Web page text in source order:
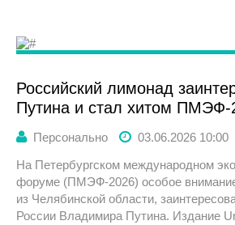
Российский лимонад
Путина и стал хитом ПМЭФ-
Персонально
03.06.2026 10:00
На Петербургском международном
форуме (ПМЭФ-2026) особое
из Челябинской области,
России Владимира Путина. Издание